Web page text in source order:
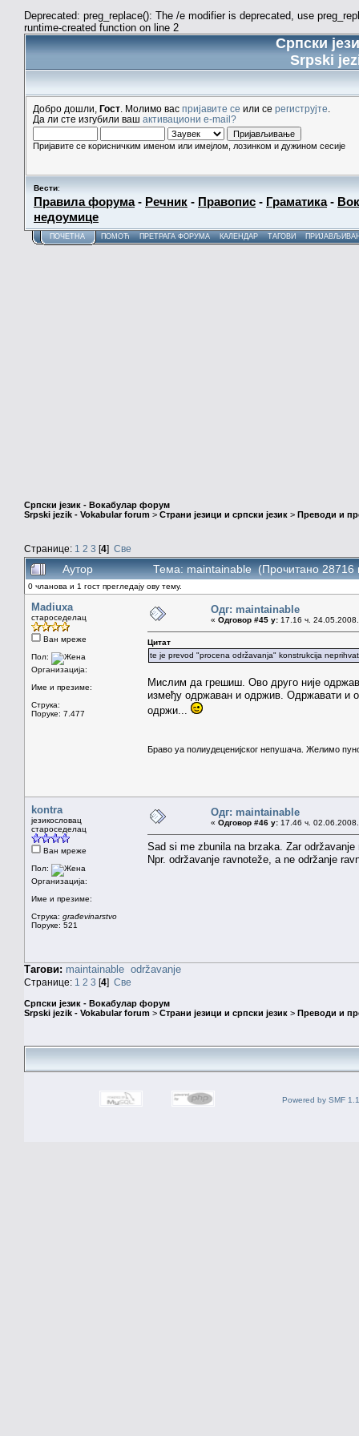
Deprecated: preg_replace(): The /e modifier is deprecated, use
runtime-created function on line 2
Српски
Srpski
Добро дошли, Гост . Молимо вас пријавите се или се региструјте
Да ли сте изгубили ваш активациони e-mail?
Пријавите се корисничким именом или имејлом, лозинком и дужином сесије
Вести:
Правила форума- Речник - Правопис - Граматика-
недоумице
ПОЧЕТНА ПОМОЋ ПРЕТРАГА ФОРУМА КАЛЕНДАР ТАГОВИ
Српски језик - Вокабулар форум
Srpski jezik - Vokabular forum > Страни језици и српски језик > Преводи и
Странице: 1 2 3 [4] Све
Аутор Тема: maintainable (Прочитано 28716
0 чланова и 1 гост прегледају ову тему.
Madiuxa
староседелац
Ван мреже
Пол:
Организација:
Име и презиме:
Струка:
Поруке: 7.477
Одг: maintainable
« Одговор #45 у: 17.16 ч.
Цитат
te je prevod "procena održavanja" konstrukcija
Мислим да грешиш. Ово друго није
између одржаван и одржив. Одржавати и
одржи...
Браво уа полиудеценијског непушача. Желимо
kontra
језикословац
староседелац
Ван мреже
Пол:
Организација:
Име и презиме:
Струка: građevinarstvo
Поруке: 521
Одг: maintainable
« Одговор #46 у: 17.46 ч.
Sad si me zbunila na brzaka. Zar
Npr. održavanje ravnoteže, a ne održanje
Тагови: maintainable održavanje
Странице: 1 2 3 [4] Све
Српски језик - Вокабулар форум
Srpski jezik - Vokabular forum > Страни језици и српски језик > Преводи и
Powered by SMF